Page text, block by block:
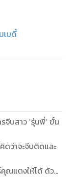
เมดี้
บสาว ‘รุ่นพี่’ ขั้น
ว่าจะจีบติดและ
คุณแตงให้ได้ ด้วย